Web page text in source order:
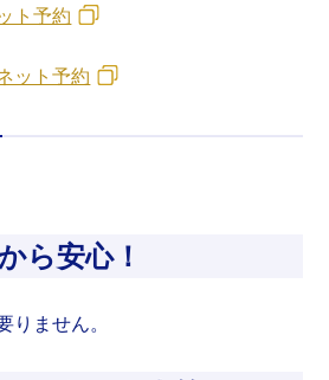
ト予約
ット予約
ら安心！
りません。